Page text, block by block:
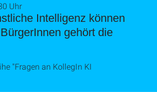
Intelligenz können
gehört die
Uhr
"Fragen an KollegIn KI